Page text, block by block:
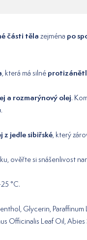
části těla zejména po
, která má silné
a rozmarýnový olej.
.
z jedle sibiřské, který
ověřte si snášenlivost
°C.
Glycerin,
Officinalis Leaf Oil,